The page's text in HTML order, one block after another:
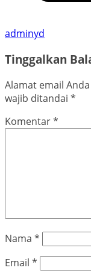
adminyd
Tinggalkan
Alamat email
wajib ditandai *
Komentar*
Nama *
Email *